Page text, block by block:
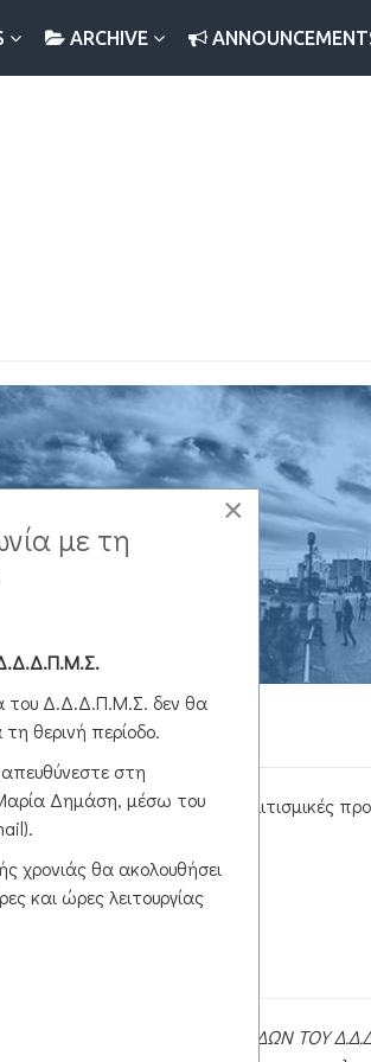
ARCHIVE
διδακτικές και διαπολιτισμικές
στον διαπολιτισμό
ΜΕΤΑΠΤΥΧΙΑΚΩΝ ΣΠΟΥΔΩΝ ΤΟΥ
×
με τη
Δ.Δ.Δ.Π.Μ.Σ.
του Δ.Δ.Δ.Π.Μ.Σ. δεν θα
θερινή περίοδο.
στη
Δημάση, μέσω του
χρονιάς θα ακολουθήσει
και ώρες λειτουργίας